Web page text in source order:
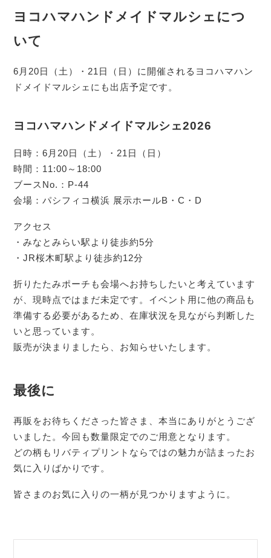
ヨコハマハンドメイドマルシェにつ
いて
6月20日（土）・21日（日）に開催されるヨコハマハン
ドメイドマルシェにも出店予定です。
ヨコハマハンドメイドマルシェ2026
日時：6月20日（土）・21日（日）
時間：11:00～18:00
ブースNo.：P-44
会場：パシフィコ横浜 展示ホールB・C・D
アクセス
・みなとみらい駅より徒歩約5分
・JR桜木町駅より徒歩約12分
折りたたみポーチも会場へお持ちしたいと考えています
が、現時点ではまだ未定です。イベント用に他の商品も
準備する必要があるため、在庫状況を見ながら判断した
いと思っています。
販売が決まりましたら、お知らせいたします。
最後に
再販をお待ちくださった皆さま、本当にありがとうござ
いました。今回も数量限定でのご用意となります。
どの柄もリバティプリントならではの魅力が詰まったお
気に入りばかりです。
皆さまのお気に入りの一柄が見つかりますように。